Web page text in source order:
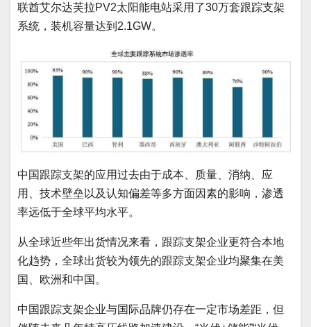
联酋艾尔达芙拉PV2太阳能电站采用了30万套跟踪支架
系统，装机容量达到2.1GW。
中国跟踪支架的应用过去由于成本、质量、消纳、应
用、技术壁垒以及认知偏差等多方面因素的影响，渗透
率远低于全球平均水平。
从全球近些年出货情况来看，跟踪支架企业更符合本地
化趋势，全球出货较为领先的跟踪支架企业均聚集在美
国、欧洲和中国。
中国跟踪支架企业与国际品牌仍存在一定市场差距，但